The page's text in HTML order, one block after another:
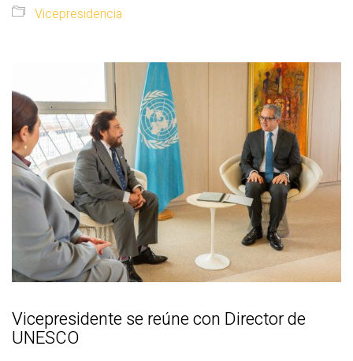
Vicepresidencia
Vicepresidente se reúne con Director de
UNESCO